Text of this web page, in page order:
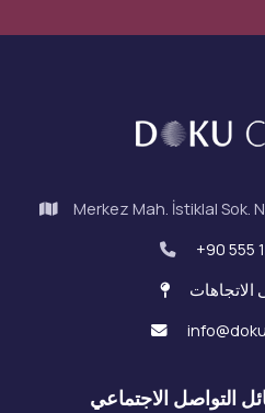
Merkez Mah. İstiklal Sok.
+90 555
التواصل الاجتماعي